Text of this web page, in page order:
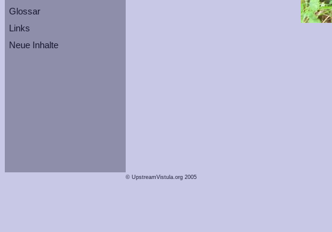
Glossar
Links
Neue Inhalte
© UpstreamVistula.org 2005